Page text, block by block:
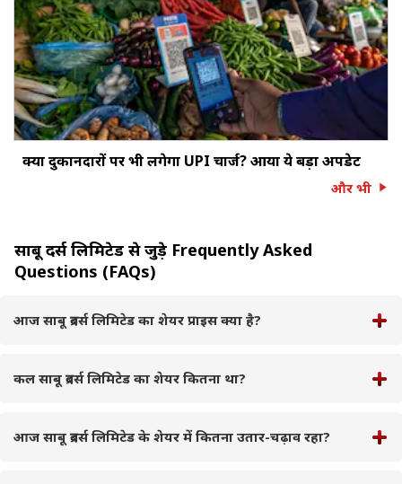
क्‍या दुकानदारों पर भी लगेगा UPI चार्ज? आया ये बड़ा अपडेट
और भी
साबू ब्रदर्स लिमिटेड से जुड़े Frequently Asked
Questions (FAQs)
आज साबू ब्रदर्स लिमिटेड का शेयर प्राइस क्या है?
कल साबू ब्रदर्स लिमिटेड का शेयर कितना था?
आज साबू ब्रदर्स लिमिटेड के शेयर में कितना उतार-चढ़ाव रहा?